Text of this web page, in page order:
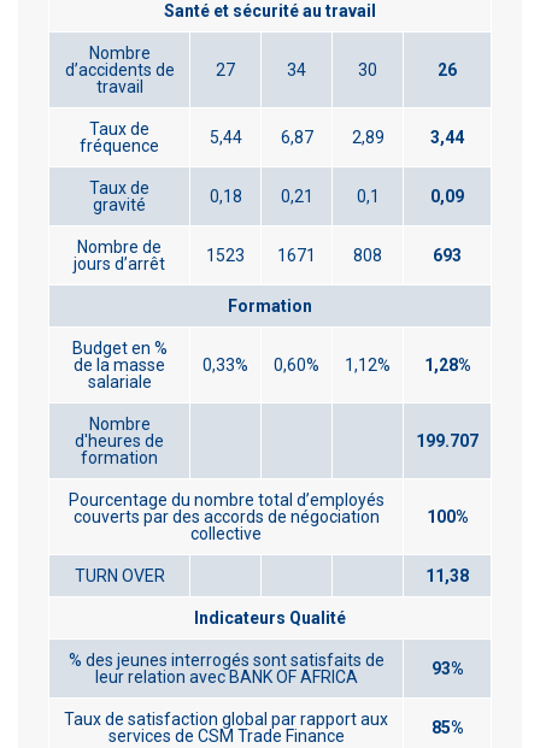
Santé et sécurité au travail
Nombre
d’accidents de
travail
27 34 30 26
Taux de
fréquence
5,44 6,87 2,89 3,44
Taux de
gravité
0,18 0,21 0,1 0,09
Nombre de
jours d’arrêt
1523 1671 808 693
Formation
Budget en %
de la masse
salariale
0,33% 0,60% 1,12% 1,28%
Nombre
d'heures de
formation
199.707
Pourcentage du nombre total d’employés
couverts par des accords de négociation
collective
100%
TURN OVER 11,38
Indicateurs Qualité
% des jeunes interrogés sont satisfaits de
leur relation avec BANK OF AFRICA
93%
Taux de satisfaction global par rapport aux
services de CSM Trade Finance
85%